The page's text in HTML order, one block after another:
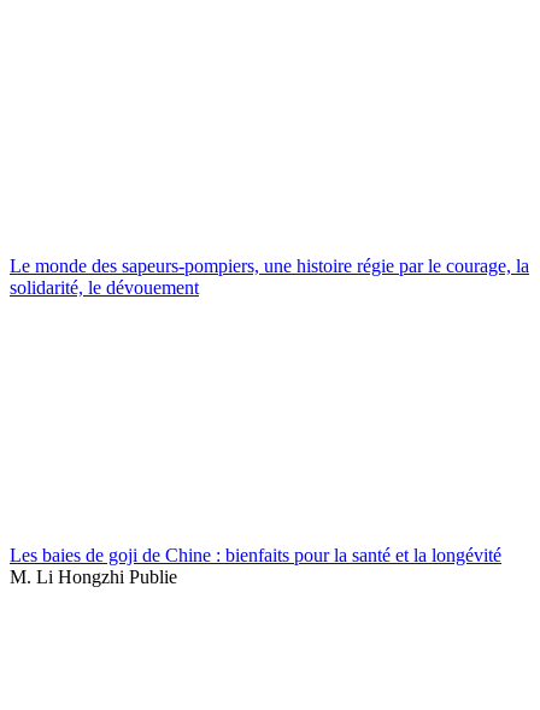
Le monde des sapeurs-pompiers, une histoire régie par le courage, la
solidarité, le dévouement
Les baies de goji de Chine : bienfaits pour la santé et la longévité
M. Li Hongzhi Publie